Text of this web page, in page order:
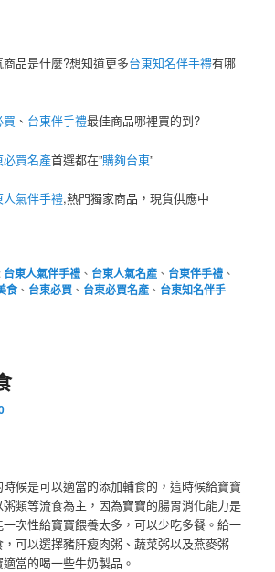
商品是什麼?想知道更多台東知名伴手禮有哪
買 、 台東伴手禮最佳商品哪裡買的到?
必買名產首選都在”購夠台東”
人氣伴手禮,熱門獨家商品，現貨供應中
台東人氣伴手禮 、 台東人氣名產 、 台東伴手禮 、
食 、 台東必買 、 台東必買名產 、 台東知名伴手
候是可以適當的添加輔食的，這時候給寶寶
類等流食為主，因為寶寶的腸胃消化能力是
次性給寶寶餵養太多，可以少吃多餐。給一
可以選擇豬肝瘦肉粥、蔬菜粥以及燕麥粥
當的喝一些牛奶製品。